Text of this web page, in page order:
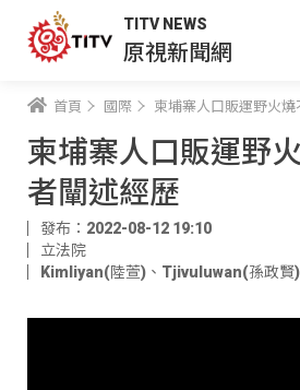
TITV NEWS
原視新聞網
首頁 國際 柬埔寨人口販運野火
柬埔寨人口販運野
者闡述經歷
發布：2022-08-12 19:10
立法院
Kimliyan(陸萱) 、 Tjivuluwan(孫政賢)